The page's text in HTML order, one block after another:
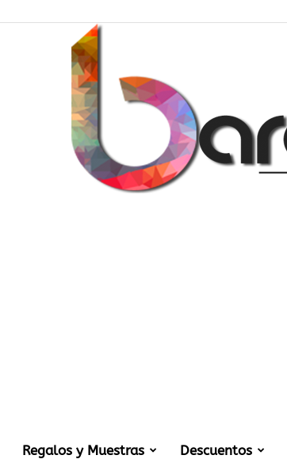
Regalos y Muestras Descuentos